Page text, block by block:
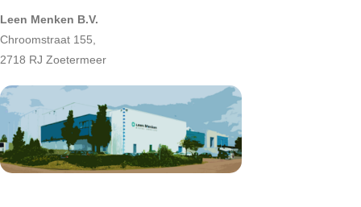
Leen Menken B.V.
Chroomstraat 155,
2718 RJ Zoetermeer